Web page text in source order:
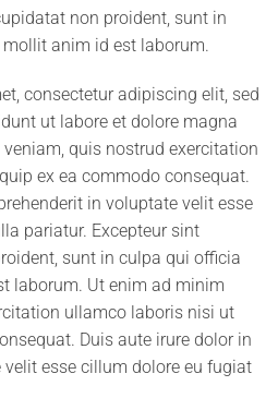
non proident, sunt in
anim id est laborum.
consectetur adipiscing elit, sed
ut labore et dolore magna
quis nostrud exercitation
ex ea commodo consequat.
in voluptate velit esse
pariatur. Excepteur sint
sunt in culpa qui officia
laborum. Ut enim ad minim
ullamco laboris nisi ut
Duis aute irure dolor in
esse cillum dolore eu fugiat